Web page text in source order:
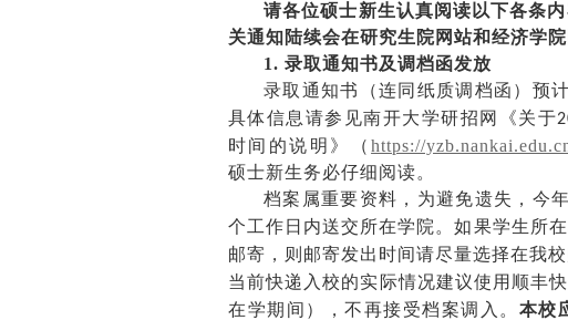
请各位硕士新生认真阅读以下各条
关通知陆续会在研究生院网站和经济学院
1.录取通知书及调档函发放
录取通知书（连同纸质调档函）预
具体信息请参见南开大学研招网《关于
时间的说明》（https://
硕士新生务必仔细阅读。
档案属重要资料，为避免遗失，今
个工作日内送交所在学院。如果学生所
邮寄，则邮寄发出时间请尽量选择在我校
当前快递入校的实际情况建议使用顺丰
在学期间），不再接受档案调入。 本校